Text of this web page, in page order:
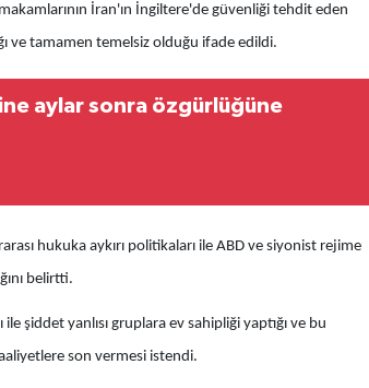
İran'ın İngiltere'de güvenliği tehdit eden
ve tamamen temelsiz olduğu ifade edildi.
aylar sonra özgürlüğüne
hukuka aykırı politikaları ile ABD ve siyonist rejime
belirtti.
şiddet yanlısı gruplara ev sahipliği yaptığı ve bu
son vermesi istendi.